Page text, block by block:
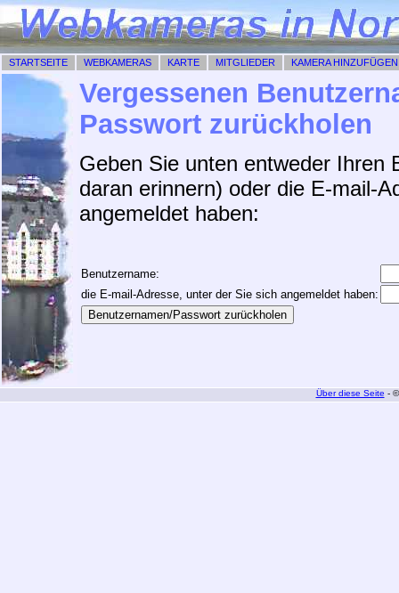
STARTSEITE WEBKAMERAS KARTE MITGLIEDER KAMERA HINZUFÜGEN
Vergessenen
Passwort zurückholen
Geben Sie unten entweder Ihren
daran erinnern) oder die E-mail-
angemeldet haben:
Benutzername:
die E-mail-Adresse, unter der Sie sich angemeldet haben:
Über diese Seite -